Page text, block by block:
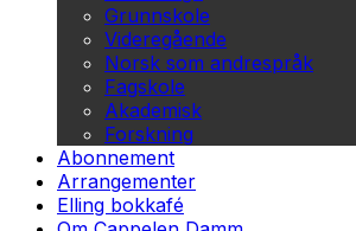
Grunnskole
Videregående
Norsk som andrespråk
Fagskole
Akademisk
Forskning
Abonnement
Arrangementer
Elling bokkafé